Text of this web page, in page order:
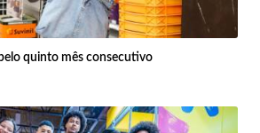
quinto mês consecutivo